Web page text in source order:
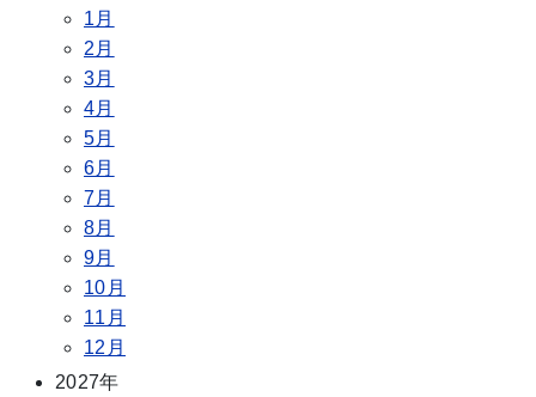
1月
2月
3月
4月
5月
6月
7月
8月
9月
10月
11月
12月
2027年